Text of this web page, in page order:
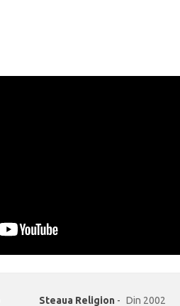
Steaua Religion - Din 2002